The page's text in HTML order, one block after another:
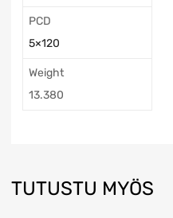
PCD
5×120
Weight
13.380
TUTUSTU MYÖS